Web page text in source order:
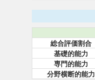
総合評価割合
基礎的能力
専門的能力
分野横断的能力